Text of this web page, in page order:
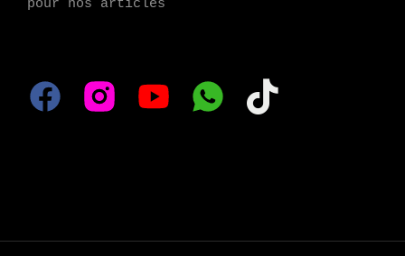
pour nos articles